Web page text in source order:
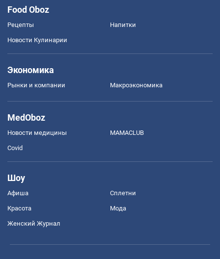
Food Oboz
Рецепты Напитки
Новости Кулинарии
Экономика
Рынки и компании Mакроэкономика
MedOboz
Новости медицины MAMACLUB
Covid
Шоу
Афиша Сплетни
Красота Мода
Женский Журнал